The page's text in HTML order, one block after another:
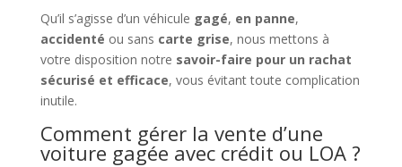
Qu’il s’agisse d’un véhicule gagé, en panne,
accidenté ou sans carte grise, nous mettons à
votre disposition notre savoir-faire pour un rachat
sécurisé et efficace, vous évitant toute complication
inutile.
Comment gérer la vente d’une
voiture gagée avec crédit ou LOA ?